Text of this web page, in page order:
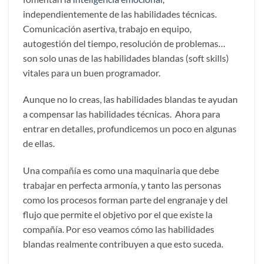
independientemente de las habilidades técnicas.
Comunicación asertiva, trabajo en equipo,
autogestión del tiempo, resolución de problemas…
son solo unas de las habilidades blandas (soft skills)
vitales para un buen programador.
Aunque no lo creas, las habilidades blandas te ayudan
a compensar las habilidades técnicas. Ahora para
entrar en detalles, profundicemos un poco en algunas
de ellas.
Una compañía es como una maquinaria que debe
trabajar en perfecta armonía, y tanto las personas
como los procesos forman parte del engranaje y del
flujo que permite el objetivo por el que existe la
compañía. Por eso veamos cómo las habilidades
blandas realmente contribuyen a que esto suceda.